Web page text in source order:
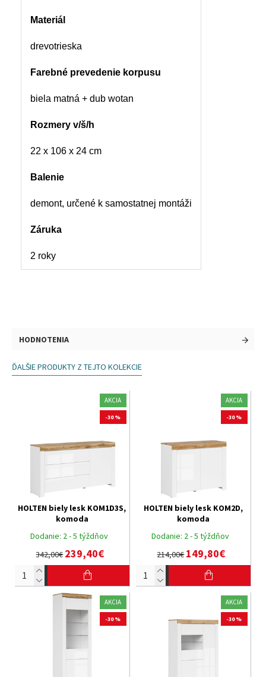
Materiál
drevotrieska
Farebné prevedenie korpusu
biela matná + dub wotan
Rozmery v/š/h
22 x 106 x 24 cm
Balenie
demont, určené k samostatnej montáži
Záruka
2 roky
HODNOTENIA
ĎALŠIE PRODUKTY Z TEJTO KOLEKCIE
AKCIA
-30 %
Dodanie: 2 - 5 týždňov
HOLTEN biely lesk KOM1D3S,
komoda
342,00€239,40€
AKCIA
-30 %
Dodanie: 2 - 5 týždňov
HOLTEN biely lesk KOM2D,
komoda
214,00€149,80€
AKCIA
-30 %
AKCIA
-30 %